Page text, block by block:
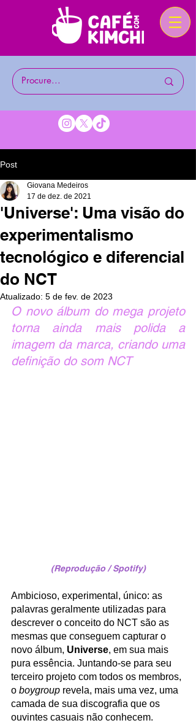
Post
'Universe': Uma visão do
experimentalismo
tecnológico e diferencial
do NCT
Giovana Medeiros
17 de dez. de 2021
Atualizado: 5 de fev. de 2023
O novo álbum do mega projeto
torna ainda mais polida a
imagem da marca, criando uma
definição do som NCT
(Reprodução / Spotify)
Ambicioso, experimental, único: as
palavras geralmente utilizadas para
descrever o conceito do NCT são as
mesmas que conseguem capturar o
novo álbum, Universe, em sua mais
pura essência. Juntando-se para seu
terceiro projeto com todos os membros,
o boygroup revela, mais uma vez, uma
camada de sua discografia que os
ouvintes casuais não conhecem.